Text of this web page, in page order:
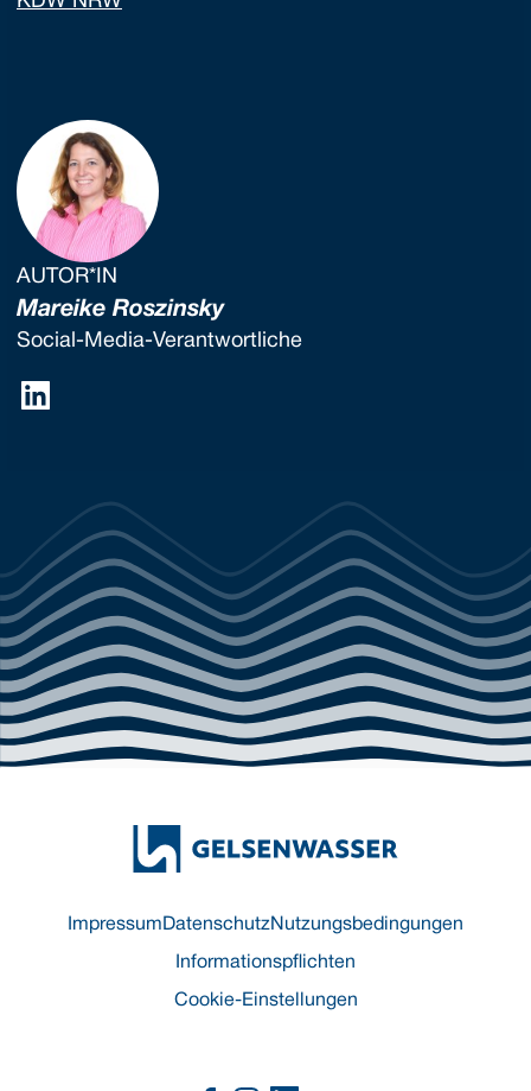
AUTOR*IN
Mareike Roszinsky
Social-Media-Verantwortliche
Impressum Datenschutz Nutzungsbedingungen
Informationspflichten
Cookie-Einstellungen